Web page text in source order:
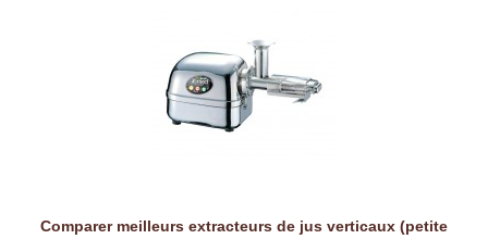
Comparer meilleurs extracteurs de jus verticaux (petite